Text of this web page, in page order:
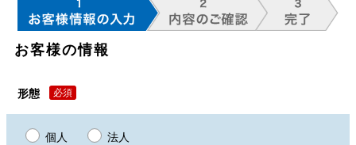
お客様の情報
形態 必須
個人 法人